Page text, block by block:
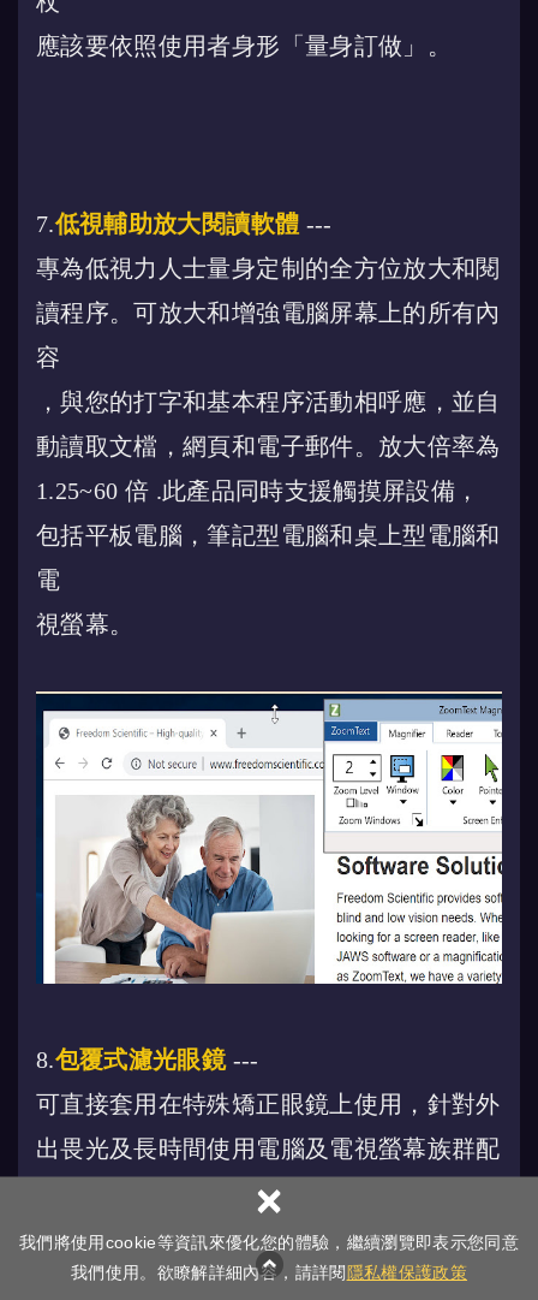
我們將使用cookie等資訊來優化您的體驗，繼續瀏覽即表示您同意
我們使用。欲瞭解詳細內容，請詳閱 隱私權保護政策
×
應該要依照使用者身形「量身訂做」。
7.低視輔助放大閱讀軟體 ---
專為低視力人士量身定制的全方位放大和閱
讀程序。可放大和增強電腦屏幕上的所有內
容
，與您的打字和基本程序活動相呼應，並自
動讀取文檔，網頁和電子郵件。放大倍率為
1.25~60 倍 .此產品同時支援觸摸屏設備，
包括平板電腦，筆記型電腦和桌上型電腦和
電
視螢幕。
8.包覆式濾光眼鏡---
可直接套用在特殊矯正眼鏡上使用，針對外
出畏光及長時間使用電腦及電視螢幕族群配
戴，尤其是白化症，青光眼、白內障術後保
養、黃斑變性、色素性網膜炎...等患者。能
有效的遮擋紫外線、濾除藍光，防止視力惡